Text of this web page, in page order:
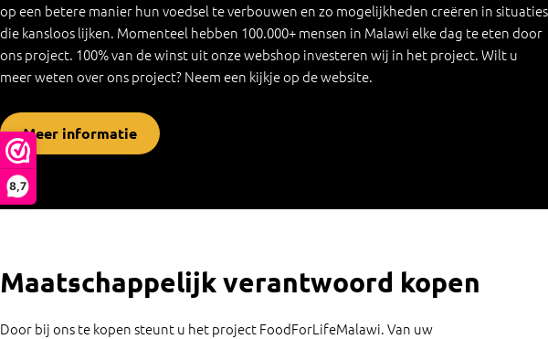
8,7
op een betere manier hun voedsel te verbouwen en zo mogelijkheden creëren in situaties
die kansloos lijken. Momenteel hebben 100.000+ mensen in Malawi elke dag te eten door
ons project. 100% van de winst uit onze webshop investeren wij in het project. Wilt u
meer weten over ons project? Neem een kijkje op de website.
Meer informatie
Maatschappelijk verantwoord kopen
Door bij ons te kopen steunt u het project FoodForLifeMalawi. Van uw